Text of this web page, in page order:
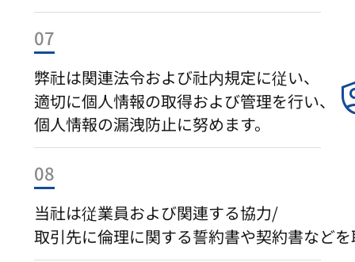
07
弊社は関連法令および社内規定に従い、
適切に個人情報の取得および管理を行い、
個人情報の漏洩防止に努めます。
08
当社は従業員および関連する協力/
取引先に倫理に関する誓約書や契約書など